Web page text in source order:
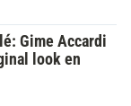
Gime Accardi
look en